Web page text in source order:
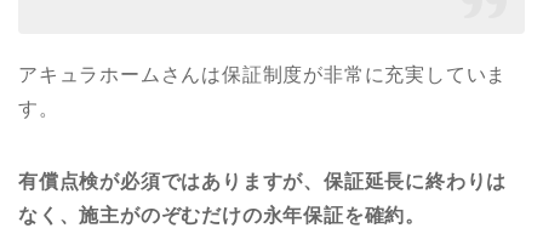
アキュラホームさんは保証制度が非常に充実していま
す。
有償点検が必須ではありますが、保証延長に終わりは
なく、施主がのぞむだけの永年保証を確約。